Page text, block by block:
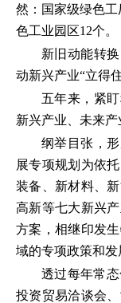
然：国家级绿色
色工业园区12个。
新旧动能转
动新兴产业“立得住
五年来，紧
新兴产业、未来产
纲举目张，
展专项规划为依
装备、新材料、
高新等七大新兴
方案，相继印发
域的专项政策和发
透过每年常
投资贸易洽谈会